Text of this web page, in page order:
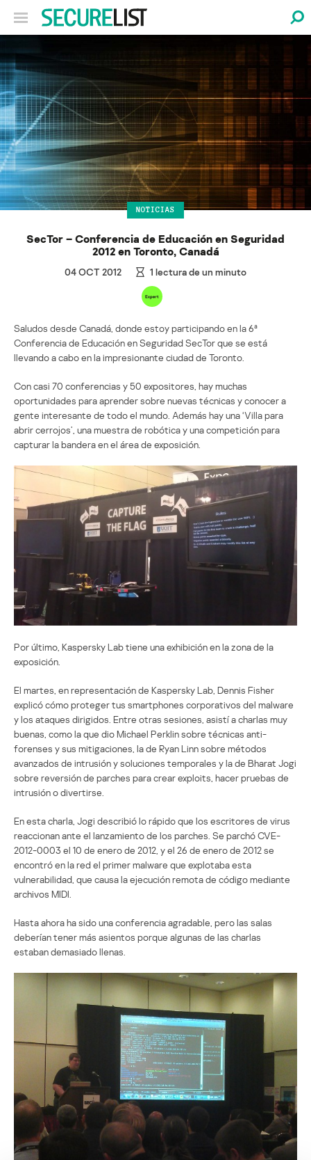
NOTICIAS
SecTor – Conferencia de Educación en Seguridad
2012 en Toronto, Canadá
04 OCT 2012 1 lectura de un minuto
Saludos desde Canadá, donde estoy participando en la 6ª
Conferencia de Educación en Seguridad SecTor que se está
llevando a cabo en la impresionante ciudad de Toronto.
Con casi 70 conferencias y 50 expositores, hay muchas
oportunidades para aprender sobre nuevas técnicas y conocer a
gente interesante de todo el mundo. Además hay una ‘Villa para
abrir cerrojos’, una muestra de robótica y una competición para
capturar la bandera en el área de exposición.
Por último, Kaspersky Lab tiene una exhibición en la zona de la
exposición.
El martes, en representación de Kaspersky Lab, Dennis Fisher
explicó cómo proteger tus smartphones corporativos del malware
y los ataques dirigidos. Entre otras sesiones, asistí a charlas muy
buenas, como la que dio Michael Perklin sobre técnicas anti-
forenses y sus mitigaciones, la de Ryan Linn sobre métodos
avanzados de intrusión y soluciones temporales y la de Bharat Jogi
sobre reversión de parches para crear exploits, hacer pruebas de
intrusión o divertirse.
En esta charla, Jogi describió lo rápido que los escritores de virus
reaccionan ante el lanzamiento de los parches. Se parchó CVE-
2012-0003 el 10 de enero de 2012, y el 26 de enero de 2012 se
encontró en la red el primer malware que explotaba esta
vulnerabilidad, que causa la ejecución remota de código mediante
archivos MIDI.
Hasta ahora ha sido una conferencia agradable, pero las salas
deberían tener más asientos porque algunas de las charlas
estaban demasiado llenas.